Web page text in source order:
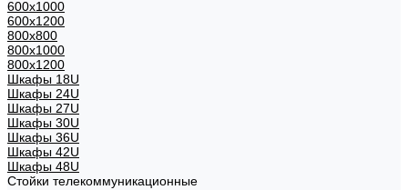
600х1000
600х1200
800x800
800х1000
800х1200
Шкафы 18U
Шкафы 24U
Шкафы 27U
Шкафы 30U
Шкафы 36U
Шкафы 42U
Шкафы 48U
Стойки телекоммуникационные